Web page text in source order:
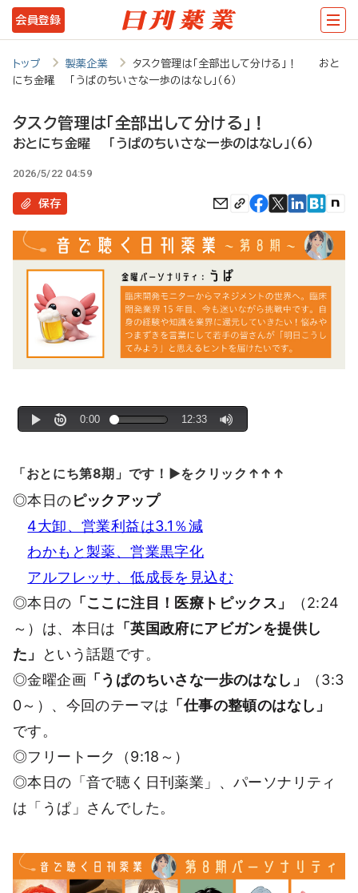
メ
イ
テ
ツ
に
会員登録
トップ 製薬企業
タスク管理は「全部出して分ける」！ おと
にち金曜 「うぱのちいさな一歩のはなし」（6）
タスク管理は「全部出して分ける」！
おとにち金曜 「うぱのちいさな一歩のはなし」（6）
2026/5/22 04:59
保存
「おとにち第8期」です！▶をクリック↑↑↑
◎本日のピックアップ
4大卸、営業利益は3.1％減
わかもと製薬、営業黒字化
アルフレッサ、低成長を見込む
◎本日の 「ここに注目！医療トピックス」
（2:24
～）は、本日は 「英国政府にアビガンを提供し
た」
という話題です。
◎金曜企画 「うぱのちいさな一歩のはなし」
（3:3
0～）、今回のテーマは 「仕事の整頓のはなし」
です。
◎フリートーク（9:18～）
◎本日の「音で聴く日刊薬業」、パーソナリティ
は「うぱ」さんでした。